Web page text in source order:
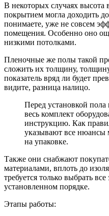
В некоторых случаях
покрытием могла доходить
понимаете, уже не совсем
помещения. Особенно оно
низкими потолками.
Пленочные же полы такой
сложить их толщину,
показатель вряд ли будет
видите, разница налицо.
Перед установкой пола
весь комплект
инструкцию. Как
указывают все нюансы
на упаковке.
Также они снабжают
материалами, вплоть до
требуется только выбрать
установленном порядке.
Этапы работы: